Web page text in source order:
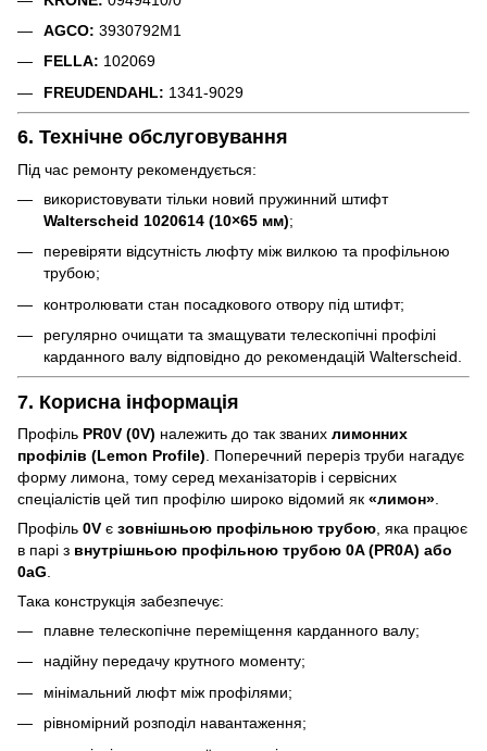
AGCO: 3930792M1
FELLA: 102069
FREUDENDAHL: 1341-9029
6. Технічне обслуговування
Під час ремонту рекомендується:
використовувати тільки новий пружинний штифт
Walterscheid 1020614 (10×65 мм);
перевіряти відсутність люфту між вилкою та профільною
трубою;
контролювати стан посадкового отвору під штифт;
регулярно очищати та змащувати телескопічні профілі
карданного валу відповідно до рекомендацій Walterscheid.
7. Корисна інформація
Профіль PR0V (0V) належить до так званих лимонних
профілів (Lemon Profile) . Поперечний переріз труби нагадує
форму лимона, тому серед механізаторів і сервісних
спеціалістів цей тип профілю широко відомий як «лимон»
Профіль 0V є зовнішньою профільною трубою , яка працює
в парі з внутрішньою профільною трубою 0A (PR0A) або
0aG
Така конструкція забезпечує:
плавне телескопічне переміщення карданного валу;
надійну передачу крутного моменту;
мінімальний люфт між профілями;
рівномірний розподіл навантаження;